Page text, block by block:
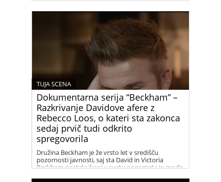
legendaren po vlogi Chandlerja Binga v priljubljeni
televizijski seriji “Prijatelji,” je umrl danes ponoči.
Njegova smrt je pretresla svet zabave in njegove
Dokumentarna serija “Beckham” –
Razkrivanje Davidove afere z
Rebecco Loos, o kateri sta zakonca
sedaj prvič tudi odkrito
spregovorila
TUJA SCENA
Družina Beckham je že vrsto let v središču
pozornosti javnosti, saj sta David in Victoria
Beckham postala ikoni v svetu nogometa in mode.